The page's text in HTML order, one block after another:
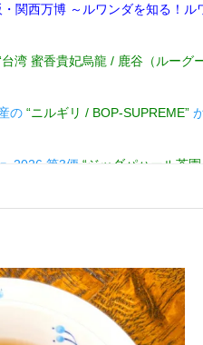
関西万博 ～ルワンダを知る！ル
台湾 蜜香貴妃烏龍 / 鹿谷（ルーグ
の “ニルギリ / BOP-SUPREME”
2026 第3便 “ジッダパハール茶
オリジナルのヌワラエリヤ
2026 第2便“アリヤ茶園 /